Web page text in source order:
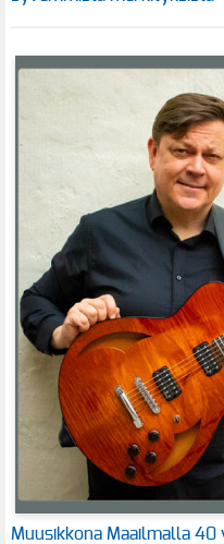
Muusikkona Maailmalla 40